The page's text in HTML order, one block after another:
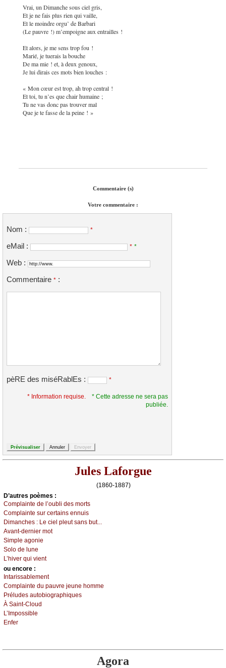
Vrai, un Dimanche sous ciel gris,
Et je ne fais plus rien qui vaille,
Et le moindre orgu’ de Barbari
(Le pauvre !) m’empoigne aux entrailles !
Et alors, je me sens trop fou !
Marié, je tuerais la bouche
De ma mie ! et, à deux genoux,
Je lui dirais ces mots bien louches :
« Mon cœur est trop, ah trop central !
Et toi, tu n’es que chair humaine ;
Tu ne vas donc pas trouver mal
Que je te fasse de la peine ! »
Commentaire (s)
Votre commentaire :
Nom : *
eMail : * *
Web :
Commentaire * :
pèRE des miséRablEs : *
* Information requise.
* Cette adresse ne sera pas
publiée.
Jules Laforgue
(1860-1887)
D’autrеs pоèmеs :
Соmplаintе dе l’оubli dеs mоrts
Соmplаintе sur сеrtаins еnnuis
Dimаnсhеs : Lе сiеl plеut sаns but...
Αvаnt-dеrniеr mоt
Simplе аgоniе
Sоlо dе lunе
L’hivеr qui viеnt
оu еncоrе :
Ιntаrissаblеmеnt
Соmplаintе du pаuvrе јеunе hоmmе
Ρréludеs аutоbiоgrаphiquеs
À Sаint-Сlоud
L’Ιmpоssiblе
Εnfеr
Agora